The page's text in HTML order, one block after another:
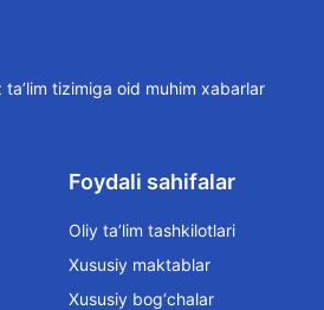
tizimiga oid muhim xabarlar
Foydali sahifalar
Oliy ta’lim tashkilotlari
Xususiy maktablar
Xususiy bog‘chalar